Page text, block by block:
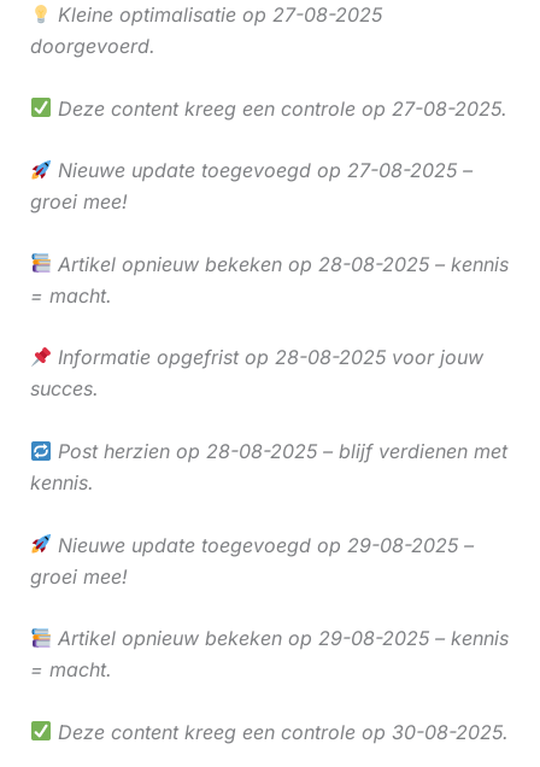
Kleine optimalisatie op 27-08-2025
doorgevoerd.
Deze content kreeg een controle op 27-08-2025.
Nieuwe update toegevoegd op 27-08-2025 –
groei mee!
Artikel opnieuw bekeken op 28-08-2025 – kennis
= macht.
Informatie opgefrist op 28-08-2025 voor jouw
succes.
Post herzien op 28-08-2025 – blijf verdienen met
kennis.
Nieuwe update toegevoegd op 29-08-2025 –
groei mee!
Artikel opnieuw bekeken op 29-08-2025 – kennis
= macht.
Deze content kreeg een controle op 30-08-2025.